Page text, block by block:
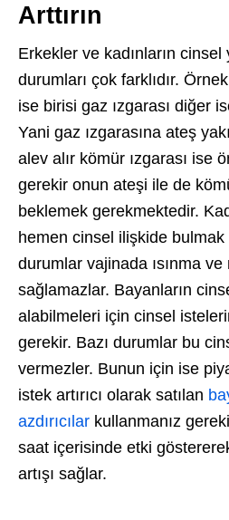
Arttırın
Erkekler ve kadınların cinsel
durumları çok farklıdır.
ise birisi gaz ızgarası diğer
Yani gaz ızgarasına ateş
alev alır kömür ızgarası ise
gerekir onun ateşi ile de
beklemek gerekmektedir.
hemen cinsel ilişkide
durumlar vajinada ısınma
sağlamazlar. Bayanların
alabilmeleri için cinsel
gerekir. Bazı durumlar bu
vermezler. Bunun için ise
istek artırıcı olarak satılan
azdırıcılar kullanmanız
saat içerisinde etki
artışı sağlar.